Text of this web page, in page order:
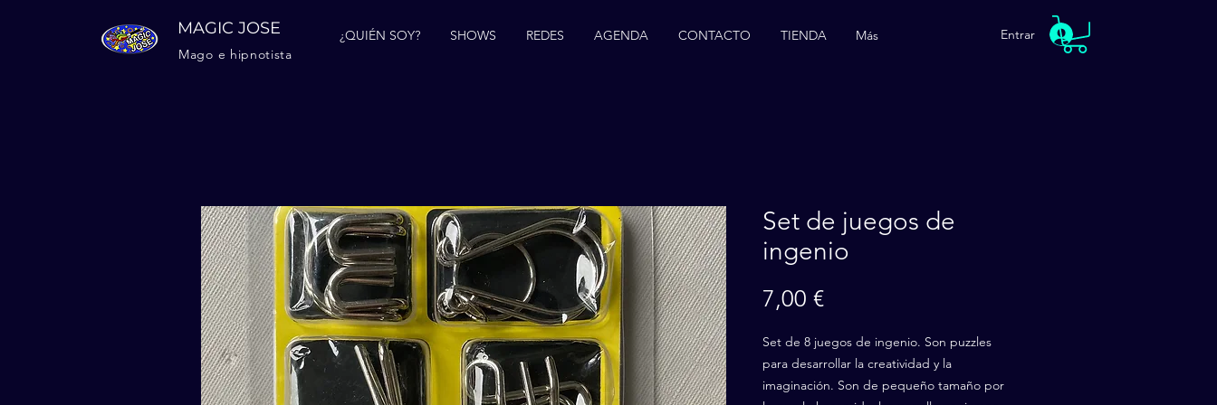
¿QUIÉN SOY? SHOWS REDES AGENDA CONTACTO TIENDA Más Entrar
MAGIC JOSE
Mago e hipnotista
Set de juegos de
ingenio
7,00 €Precio
Set de 8 juegos de ingenio. Son puzzles
para desarrollar la creatividad y la
imaginación. Son de pequeño tamaño por